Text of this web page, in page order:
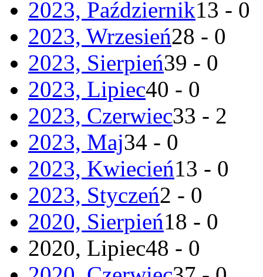
2023, Październik13 - 0
2023, Wrzesień28 - 0
2023, Sierpień39 - 0
2023, Lipiec40 - 0
2023, Czerwiec33 - 2
2023, Maj34 - 0
2023, Kwiecień13 - 0
2023, Styczeń2 - 0
2020, Sierpień18 - 0
2020, Lipiec48 - 0